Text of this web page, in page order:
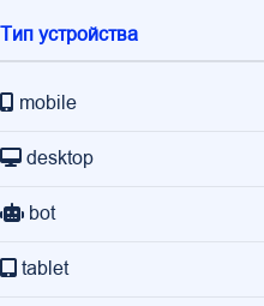
Тип устройства
mobile
desktop
bot
tablet